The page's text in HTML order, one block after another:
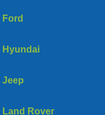
Ford
Hyundai
Jeep
Land Rover